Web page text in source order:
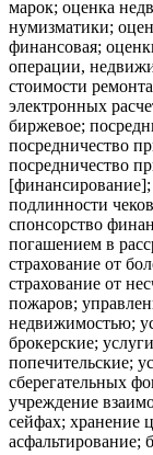
марок; оценка
нумизматики;
финансовая;
операции,
стоимости
электронных
биржевое;
посредничество
посредничество
[финансирование];
подлинности
спонсорство
погашением в
страхование от
страхование от
пожаров;
недвижимостью;
брокерские;
попечительские;
сберегательных
учреждение
сейфах; хранение
асфальтирование;